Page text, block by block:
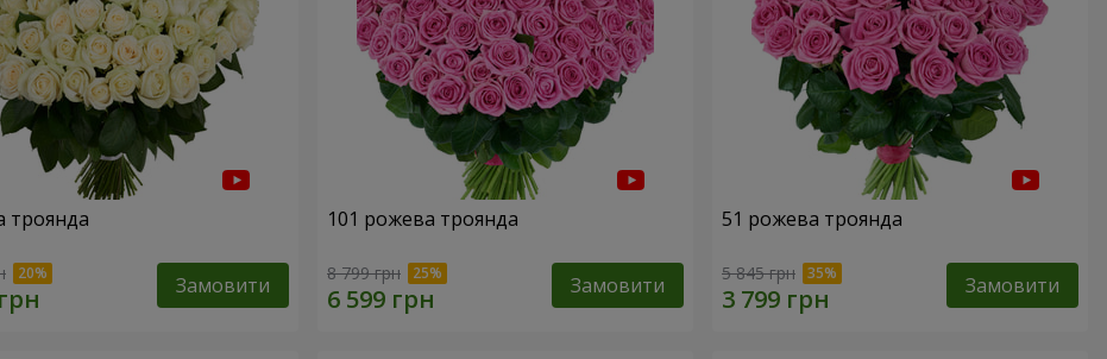
троянда
Замовити
101 рожева троянда
8 799 грн Замовити
51 рожева троянда
5 845 грн Замовити